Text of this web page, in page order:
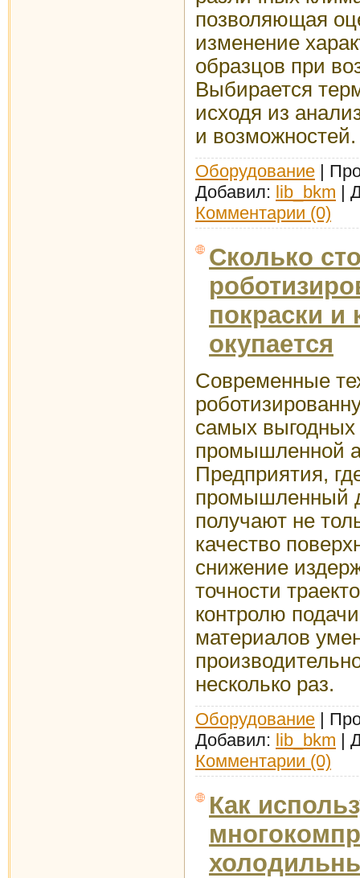
позволяющая
изменение
образцов при
Выбирается
исходя из
и возможностей.
Оборудование |
Добавил: lib_bkm |
Комментарии (0)
Сколько
покраски и
окупается
Современные
самых выгодных
промышленной
Предприятия,
промышленный
получают не
качество
снижение
точности
контролю
материалов
несколько раз.
Оборудование |
Добавил: lib_bkm |
Комментарии (0)
Как